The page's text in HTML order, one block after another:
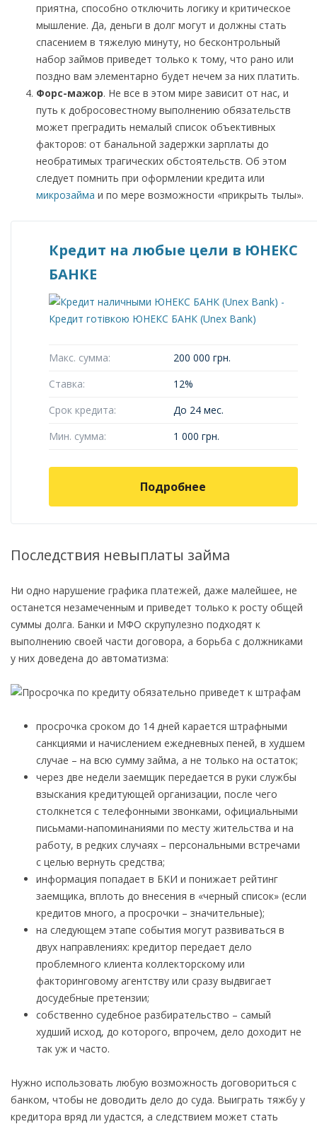
приятна, способно отключить логику и критическое
мышление. Да, деньги в долг могут и должны стать
спасением в тяжелую минуту, но бесконтрольный
набор займов приведет только к тому, что рано или
поздно вам элементарно будет нечем за них платить.
Форс-мажор. Не все в этом мире зависит от нас, и
путь к добросовестному выполнению обязательств
может преградить немалый список объективных
факторов: от банальной задержки зарплаты до
необратимых трагических обстоятельств. Об этом
следует помнить при оформлении кредита или
микрозайма и по мере возможности «прикрыть тылы».
Кредит на любые цели в ЮНЕКС
БАНКЕ
Макс. сумма:
200 000 грн.
Ставка:
12%
Срок кредита:
До 24 мес.
Мин. сумма:
1 000 грн.
Подробнее
Последствия невыплаты займа
Ни одно нарушение графика платежей, даже малейшее, не
останется незамеченным и приведет только к росту общей
суммы долга. Банки и МФО скрупулезно подходят к
выполнению своей части договора, а борьба с должниками
у них доведена до автоматизма:
просрочка сроком до 14 дней карается штрафными
санкциями и начислением ежедневных пеней, в худшем
случае – на всю сумму займа, а не только на остаток;
через две недели заемщик передается в руки службы
взыскания кредитующей организации, после чего
столкнется с телефонными звонками, официальными
письмами-напоминаниями по месту жительства и на
работу, в редких случаях – персональными встречами
с целью вернуть средства;
информация попадает в БКИ и понижает рейтинг
заемщика, вплоть до внесения в «черный список» (если
кредитов много, а просрочки – значительные);
на следующем этапе события могут развиваться в
двух направлениях: кредитор передает дело
проблемного клиента коллекторскому или
факторинговому агентству или сразу выдвигает
досудебные претензии;
собственно судебное разбирательство – самый
худший исход, до которого, впрочем, дело доходит не
так уж и часто.
Нужно использовать любую возможность договориться с
банком, чтобы не доводить дело до суда. Выиграть тяжбу у
кредитора вряд ли удастся, а следствием может стать